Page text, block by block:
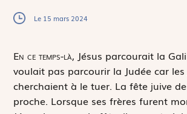
Le 15 mars 2024
En ce temps-là, Jésus ­parcourait la
voulait pas parcourir la Judée car les
cherchaient à le tuer. La fête juive
proche. Lorsque ses frères furent